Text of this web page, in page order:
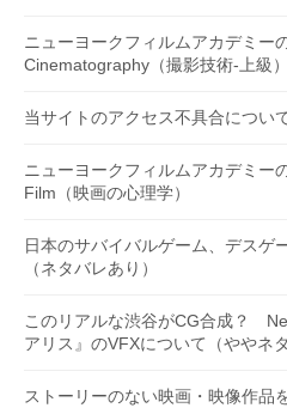
ニューヨークフィルムアカデミ
Cinematography（撮影技術-上級）
当サイトのアクセス不具合につい
ニューヨークフィルムアカデミ
Film（映画の心理学）
日本のサバイバルゲーム、デス
（ネタバレあり）
このリアルな渋谷がCG合成？
アリス』のVFXについて（ややネ
ストーリーのない映画・映像作品